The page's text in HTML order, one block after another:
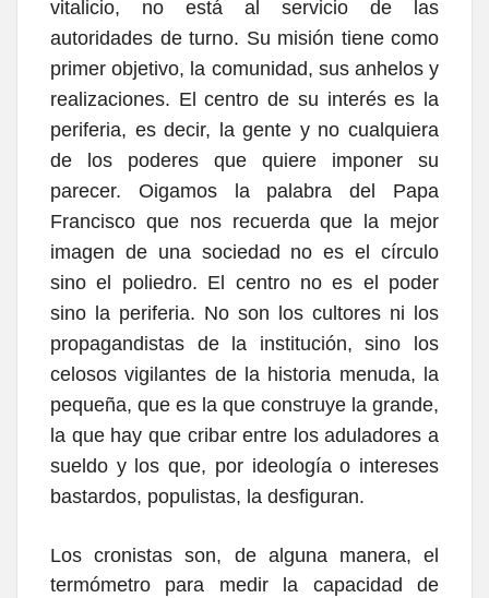
vitalicio, no está al servicio de las
autoridades de turno. Su misión tiene como
primer objetivo, la comunidad, sus anhelos y
realizaciones. El centro de su interés es la
periferia, es decir, la gente y no cualquiera
de los poderes que quiere imponer su
parecer. Oigamos la palabra del Papa
Francisco que nos recuerda que la mejor
imagen de una sociedad no es el círculo
sino el poliedro. El centro no es el poder
sino la periferia. No son los cultores ni los
propagandistas de la institución, sino los
celosos vigilantes de la historia menuda, la
pequeña, que es la que construye la grande,
la que hay que cribar entre los aduladores a
sueldo y los que, por ideología o intereses
bastardos, populistas, la desfiguran.
Los cronistas son, de alguna manera, el
termómetro para medir la capacidad de